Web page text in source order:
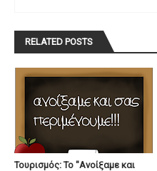
RELATED POSTS
Τουρισμός: Το "Ανοίξαμε και